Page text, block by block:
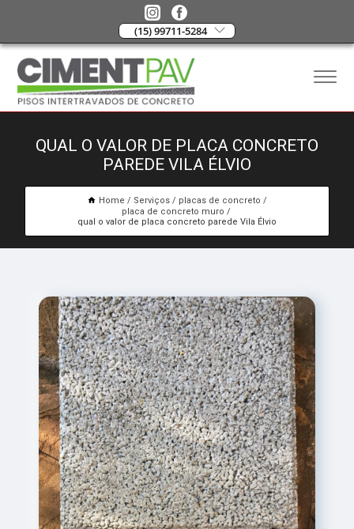
(15) 99711-5284
QUAL O VALOR DE PLACA CONCRETO
PAREDE VILA ÉLVIO
Home Serviços
placas de concreto
placa de concreto muro
qual o valor de placa concreto parede Vila Élvio